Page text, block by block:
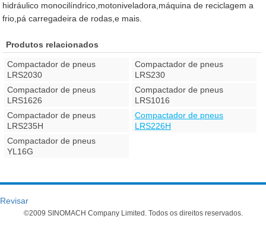
hidráulico monocilíndrico,motoniveladora,máquina de reciclagem a
frio,pá carregadeira de rodas,e mais.
Produtos relacionados
Compactador de pneus
LRS2030
Compactador de pneus
LRS230
Compactador de pneus
LRS1626
Compactador de pneus
LRS1016
Compactador de pneus
LRS235H
Compactador de pneus
LRS226H
Compactador de pneus
YL16G
Revisar
©2009 SINOMACH Company Limited. Todos os direitos reservados.